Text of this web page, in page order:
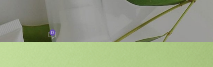
miraculoasă a matcha
22/05/2023 0